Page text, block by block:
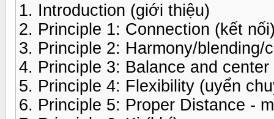
1. Introduction (giới thiệu)
2. Principle 1: Connection (kết
3. Principle 2: Harmony/blending/
4. Principle 3: Balance and
5. Principle 4: Flexibility (uyển
6. Principle 5: Proper Distance -